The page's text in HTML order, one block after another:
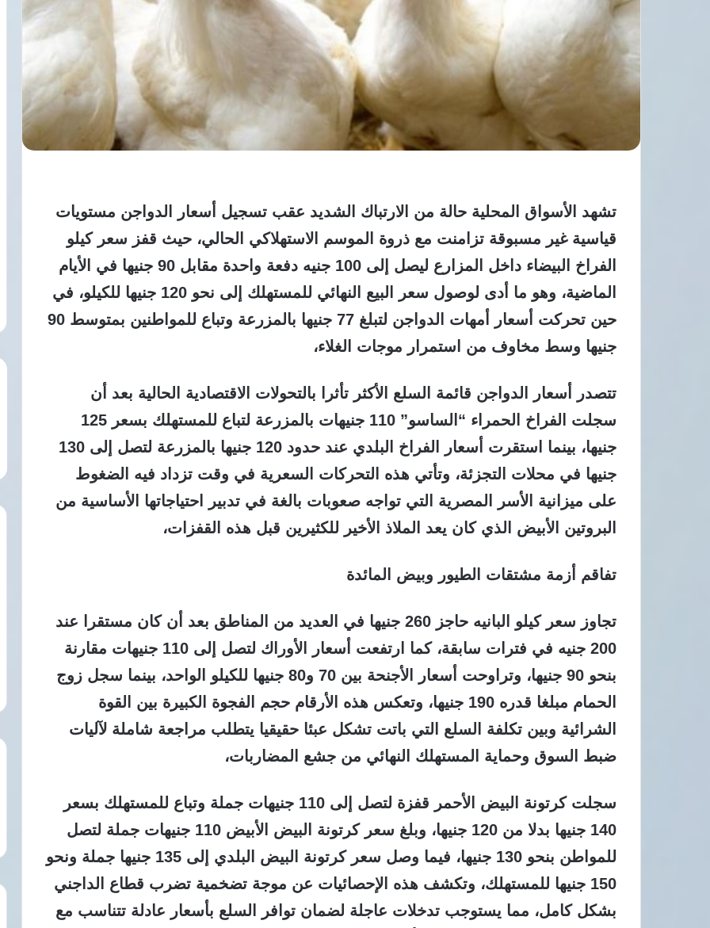
تشهد الأسواق المحلية حالة من الارتباك الشديد عقب تسجيل أسعار الدواجن مستويات
قياسية غير مسبوقة تزامنت مع ذروة الموسم الاستهلاكي الحالي، حيث قفز سعر كيلو
الفراخ البيضاء داخل المزارع ليصل إلى 100 جنيه دفعة واحدة مقابل 90 جنيها في الأيام
الماضية، وهو ما أدى لوصول سعر البيع النهائي للمستهلك إلى نحو 120 جنيها للكيلو، في
حين تحركت أسعار أمهات الدواجن لتبلغ 77 جنيها بالمزرعة وتباع للمواطنين بمتوسط 90
جنيها وسط مخاوف من استمرار موجات الغلاء،
تتصدر أسعار الدواجن قائمة السلع الأكثر تأثرا بالتحولات الاقتصادية الحالية بعد أن
سجلت الفراخ الحمراء “الساسو” 110 جنيهات بالمزرعة لتباع للمستهلك بسعر 125
جنيها، بينما استقرت أسعار الفراخ البلدي عند حدود 120 جنيها بالمزرعة لتصل إلى 130
جنيها في محلات التجزئة، وتأتي هذه التحركات السعرية في وقت تزداد فيه الضغوط
على ميزانية الأسر المصرية التي تواجه صعوبات بالغة في تدبير احتياجاتها الأساسية من
البروتين الأبيض الذي كان يعد الملاذ الأخير للكثيرين قبل هذه القفزات،
تفاقم أزمة مشتقات الطيور وبيض المائدة
تجاوز سعر كيلو البانيه حاجز 260 جنيها في العديد من المناطق بعد أن كان مستقرا عند
200 جنيه في فترات سابقة، كما ارتفعت أسعار الأوراك لتصل إلى 110 جنيهات مقارنة
بنحو 90 جنيها، وتراوحت أسعار الأجنحة بين 70 و80 جنيها للكيلو الواحد، بينما سجل زوج
الحمام مبلغا قدره 190 جنيها، وتعكس هذه الأرقام حجم الفجوة الكبيرة بين القوة
الشرائية وبين تكلفة السلع التي باتت تشكل عبئا حقيقيا يتطلب مراجعة شاملة لآليات
ضبط السوق وحماية المستهلك النهائي من جشع المضاربات،
سجلت كرتونة البيض الأحمر قفزة لتصل إلى 110 جنيهات جملة وتباع للمستهلك بسعر
140 جنيها بدلا من 120 جنيها، وبلغ سعر كرتونة البيض الأبيض 110 جنيهات جملة لتصل
للمواطن بنحو 130 جنيها، فيما وصل سعر كرتونة البيض البلدي إلى 135 جنيها جملة ونحو
150 جنيها للمستهلك، وتكشف هذه الإحصائيات عن موجة تضخمية تضرب قطاع الداجني
بشكل كامل، مما يستوجب تدخلات عاجلة لضمان توافر السلع بأسعار عادلة تتناسب مع